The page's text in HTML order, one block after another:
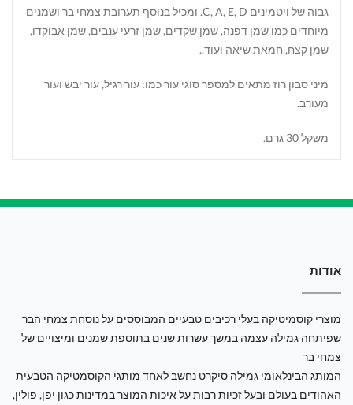
גבוה של ויטמינים C, A, E, D. ומכיל בנוסף תערובת צמחי בר ושמנים
מיוחדים כמו שמן דפנה, שמן שקדים, שמן זרעי ענבים, שמן אבוקדו,
שמן קצח, חמאת שיאה ועוד..
מיני סבון רוז מתאים למספר סוגי עור כמו: עור רגיל, עור יבש ועור
מעורב.
משקל 30 גרם.
אודות
מוצרי קוסמיטיקה בעלי רכיבים טבעיים המבוססים על נוסחת צמחי הבר
שפיתחה גמילה עצמה במשך עשרות שנים בתוספת שמנים ומיצויים של
צמחי בר
המותג הבינלאומי גמילה סיקרט נחשב לאחד מותגי הקוסמטיקה הטבעית
האהודים בעולם ובעל זכיות רבות על איכות המוצר במדינות כגון יפן, פולין,